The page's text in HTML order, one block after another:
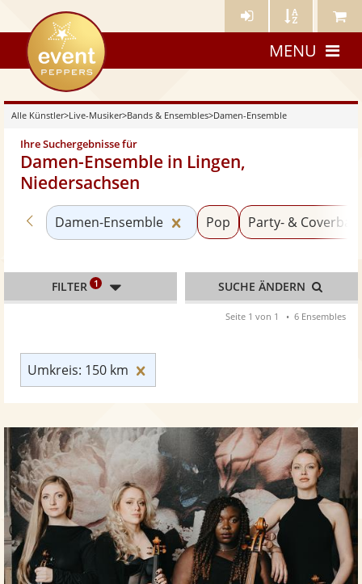
Künstler- Künstler Meine
eventpeppers
MENU
Alle Künstler>Live-Musiker>Bands & Ensembles>Damen-Ensemble
Ihre Suchergebnisse für
Damen-Ensemble in Lingen,
Niedersachsen
Zurück zu «Bands & Ensembles»
Damen-Ensemble Kategorie «Damen-
Pop Party- &
Umkreis: 150 km
FILTER 1 SUCHE ÄNDERN
Seite 1 von 1 6 Ensembles